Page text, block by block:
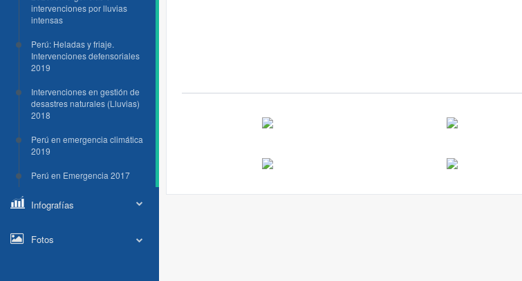
intervenciones por lluvias
intensas
Perú: Heladas y friaje.
Intervenciones defensoriales
2019
Intervenciones en gestión de
desastres naturales (Lluvias)
2018
Perú en emergencia climática
2019
Perú en Emergencia 2017
Infografías
Fotos